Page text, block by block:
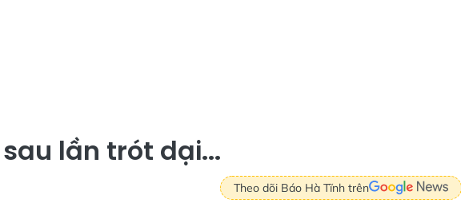
lần trót dại...
Theo dõi Báo Hà Tĩnh trên